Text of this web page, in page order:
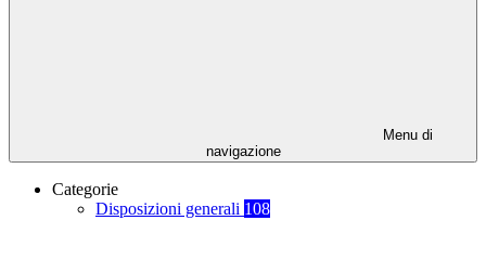
Menu di
navigazione
Categorie
Disposizioni generali 108